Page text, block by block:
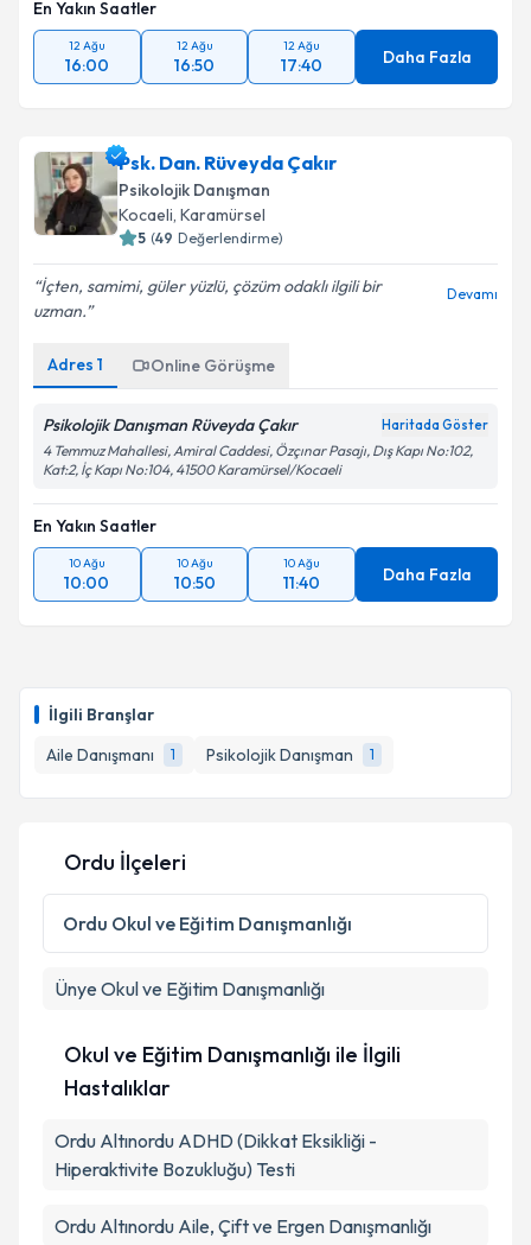
İlgili Branşlar
Aile Danışmanı
1 Psikolojik Danışman 1
En Yakın Saatler
12 Ağu
16:00
12 Ağu
16:50
12 Ağu
17:40 Daha Fazla
Psk. Dan. Rüveyda Çakır
Psikolojik Danışman
Kocaeli, Karamürsel
5 (49 Değerlendirme)
İçten, samimi, güler yüzlü, çözüm odaklı ilgili bir
uzman.
Devamı
Adres 1 Online Görüşme
Psikolojik Danışman Rüveyda Çakır Haritada Göster
4 Temmuz Mahallesi, Amiral Caddesi, Özçınar Pasajı, Dış Kapı No:102,
Kat:2, İç Kapı No:104, 41500 Karamürsel/Kocaeli
En Yakın Saatler
10 Ağu
10:00
10 Ağu
10:50
10 Ağu
11:40 Daha Fazla
Ordu İlçeleri
Ordu Okul ve Eğitim Danışmanlığı
Ünye Okul ve Eğitim Danışmanlığı
Okul ve Eğitim Danışmanlığı ile İlgili
Hastalıklar
Ordu Altınordu ADHD (Dikkat Eksikliği -
Hiperaktivite Bozukluğu) Testi
Ordu Altınordu Aile, Çift ve Ergen Danışmanlığı